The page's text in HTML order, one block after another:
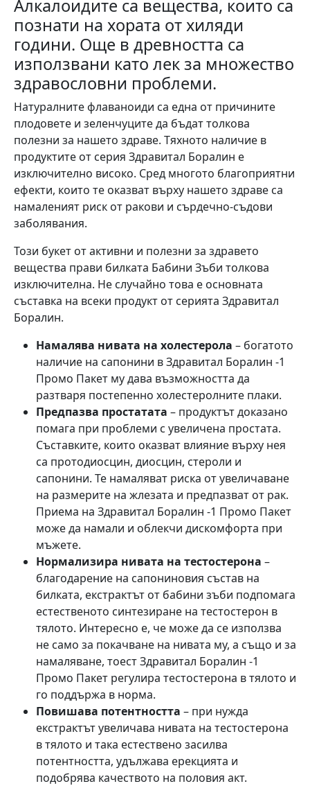
Алкалоидите са вещества, които са
познати на хората от хиляди
години. Още в древността са
използвани като лек за множество
здравословни проблеми.
Натуралните флаваноиди са една от причините
плодовете и зеленчуците да бъдат толкова
полезни за нашето здраве. Тяхното наличие в
продуктите от серия Здравитал Боралин е
изключително високо. Сред многото благоприятни
ефекти, които те оказват върху нашето здраве са
намаленият риск от ракови и сърдечно-съдови
заболявания.
Този букет от активни и полезни за здравето
вещества прави билката Бабини Зъби толкова
изключителна. Не случайно това е основната
съставка на всеки продукт от серията Здравитал
Боралин.
Намалява нивата на холестерола – богатото
наличие на сапонини в Здравитал Боралин -1
Промо Пакет му дава възможността да
разтваря постепенно холестеролните плаки.
Предпазва простатата – продуктът доказано
помага при проблеми с увеличена простата.
Съставките, които оказват влияние върху нея
са протодиосцин, диосцин, стероли и
сапонини. Те намаляват риска от увеличаване
на размерите на жлезата и предпазват от рак.
Приема на Здравитал Боралин -1 Промо Пакет
може да намали и облекчи дискомфорта при
мъжете.
Нормализира нивата на тестостерона –
благодарение на сапониновия състав на
билката, екстрактът от бабини зъби подпомага
естественото синтезиране на тестостерон в
тялото. Интересно е, че може да се използва
не само за покачване на нивата му, а също и за
намаляване, тоест Здравитал Боралин -1
Промо Пакет регулира тестостерона в тялото и
го поддържа в норма.
Повишава потентността – при нужда
екстрактът увеличава нивата на тестостерона
в тялото и така естествено засилва
потентността, удължава ерекцията и
подобрява качеството на половия акт.